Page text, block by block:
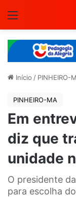
Início / PINHEIRO-
PINHEIRO-MA
Em
diz que
unidade
O presidente
para escolha